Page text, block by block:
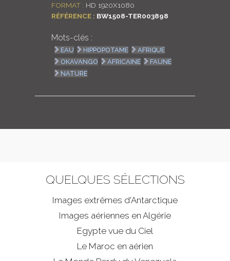
FORMAT : HD 1920X1080
RÉFÉRENCE : BW1508-TER003898
Mots-clés :
EAU HIPPOPOTAME
AFRIQUE
OKAVANGO
AFRICAINE
FAUNE
NATURE
QUELQUES SÉLECTIONS
Images extrêmes d'Antarctique
Images aériennes en Algérie
Egypte vue du Ciel
Le Maroc en aérien